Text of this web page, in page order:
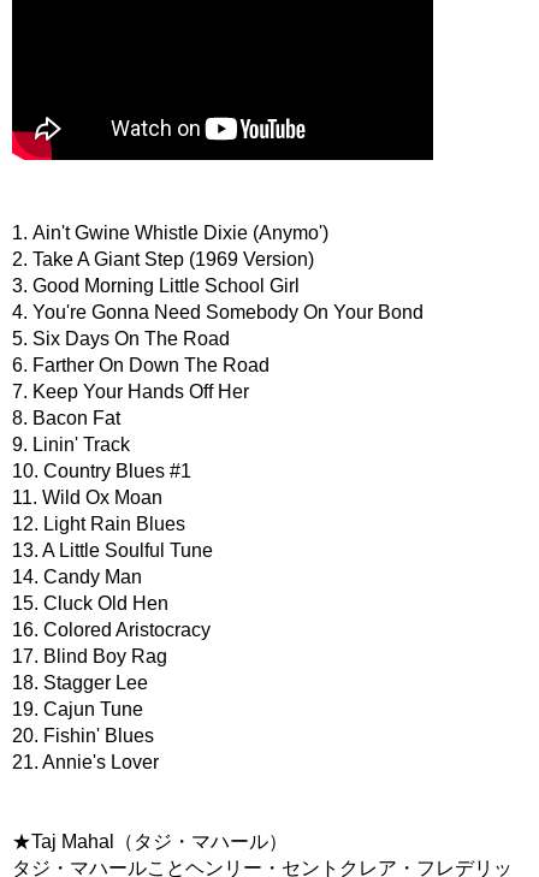
1. Ain't Gwine Whistle Dixie (Anymo')
2. Take A Giant Step (1969 Version)
3. Good Morning Little School Girl
4. You're Gonna Need Somebody On Your Bond
5. Six Days On The Road
6. Farther On Down The Road
7. Keep Your Hands Off Her
8. Bacon Fat
9. Linin' Track
10. Country Blues #1
11. Wild Ox Moan
12. Light Rain Blues
13. A Little Soulful Tune
14. Candy Man
15. Cluck Old Hen
16. Colored Aristocracy
17. Blind Boy Rag
18. Stagger Lee
19. Cajun Tune
20. Fishin' Blues
21. Annie's Lover
★Taj Mahal（タジ・マハール）
タジ・マハールことヘンリー・セントクレア・フレデリッ